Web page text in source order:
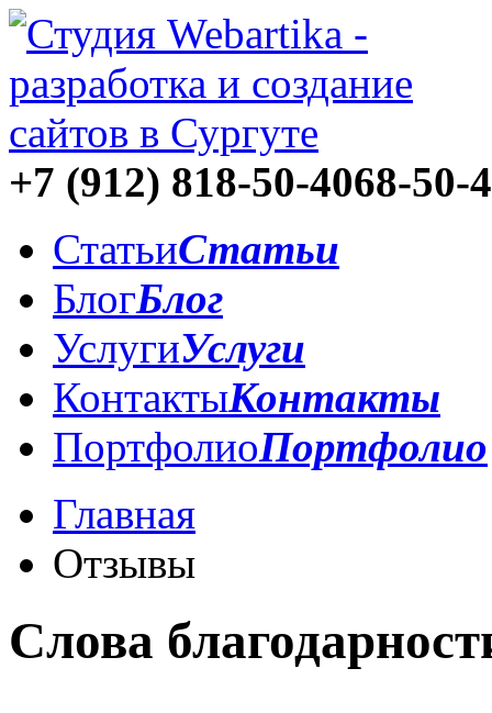
+7 (912) 818-50-4068-50-
СтатьиСтатьи
БлогБлог
УслугиУслуги
КонтактыКонтакты
ПортфолиоПортфолио
Главная
Отзывы
Слова